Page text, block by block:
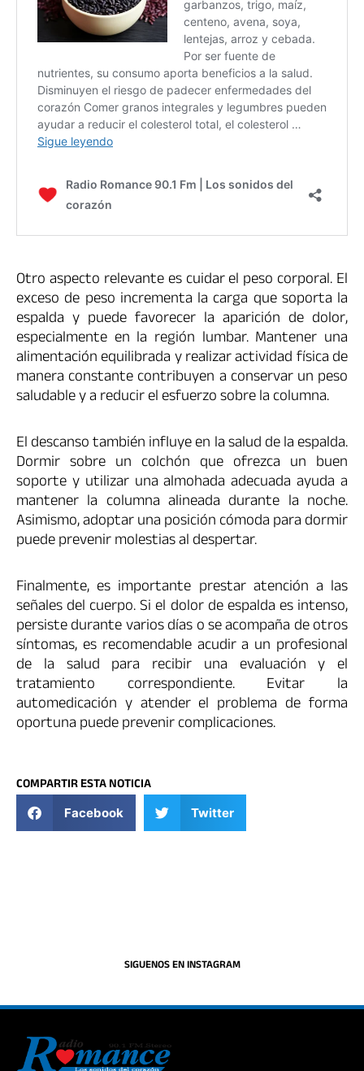
Otro aspecto relevante es cuidar el peso corporal. El
exceso de peso incrementa la carga que soporta la
espalda y puede favorecer la aparición de dolor,
especialmente en la región lumbar. Mantener una
alimentación equilibrada y realizar actividad física de
manera constante contribuyen a conservar un peso
saludable y a reducir el esfuerzo sobre la columna.
El descanso también influye en la salud de la espalda.
Dormir sobre un colchón que ofrezca un buen
soporte y utilizar una almohada adecuada ayuda a
mantener la columna alineada durante la noche.
Asimismo, adoptar una posición cómoda para dormir
puede prevenir molestias al despertar.
Finalmente, es importante prestar atención a las
señales del cuerpo. Si el dolor de espalda es intenso,
persiste durante varios días o se acompaña de otros
síntomas, es recomendable acudir a un profesional
de la salud para recibir una evaluación y el
tratamiento correspondiente. Evitar la
automedicación y atender el problema de forma
oportuna puede prevenir complicaciones.
COMPARTIR ESTA NOTICIA
Facebook Twitter
SIGUENOS EN INSTAGRAM